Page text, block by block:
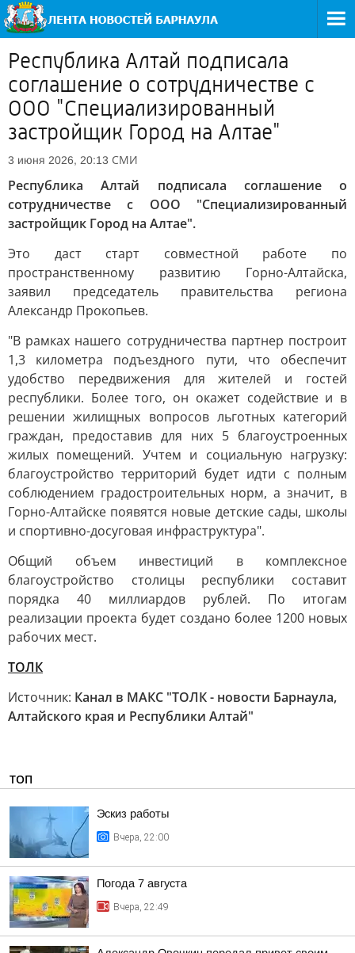
Республика Алтай подписала
соглашение о сотрудничестве с
ООО "Специализированный
застройщик Город на Алтае"
3 июня 2026, 20:13 СМИ
Республика Алтай подписала соглашение о
сотрудничестве с ООО "Специализированный
застройщик Город на Алтае".
Это даст старт совместной работе по
пространственному развитию Горно-Алтайска,
заявил председатель правительства региона
Александр Прокопьев.
"В рамках нашего сотрудничества партнер построит
1,3 километра подъездного пути, что обеспечит
удобство передвижения для жителей и гостей
республики. Более того, он окажет содействие и в
решении жилищных вопросов льготных категорий
граждан, предоставив для них 5 благоустроенных
жилых помещений. Учтем и социальную нагрузку:
благоустройство территорий будет идти с полным
соблюдением градостроительных норм, а значит, в
Горно-Алтайске появятся новые детские сады, школы
и спортивно-досуговая инфраструктура".
Общий объем инвестиций в комплексное
благоустройство столицы республики составит
порядка 40 миллиардов рублей. По итогам
реализации проекта будет создано более 1200 новых
рабочих мест.
ТОЛК
Источник: Канал в МАКС "ТОЛК - новости Барнаула,
Алтайского края и Республики Алтай"
ТОП
Эскиз работы
Вчера, 22:00
Погода 7 августа
Вчера, 22:49